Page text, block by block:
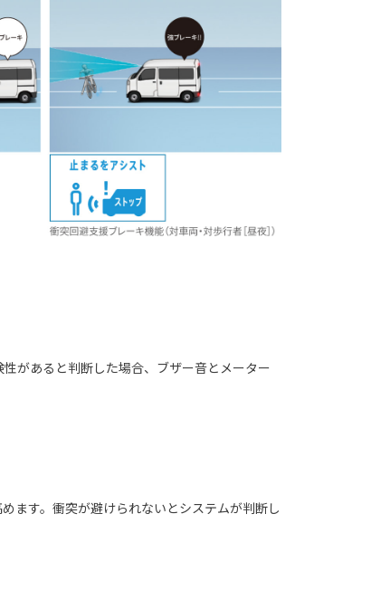
があると判断した場合、ブザー音とメーター
ます。衝突が避けられないとシステムが判断し